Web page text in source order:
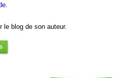
le blog de son auteur.